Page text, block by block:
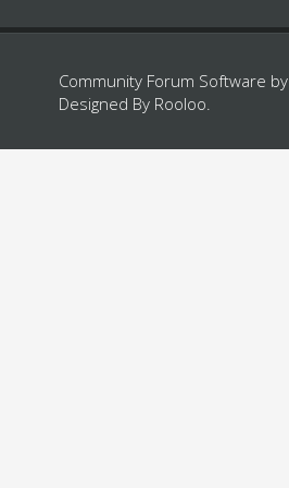
Community Forum Software by
Designed By Rooloo.